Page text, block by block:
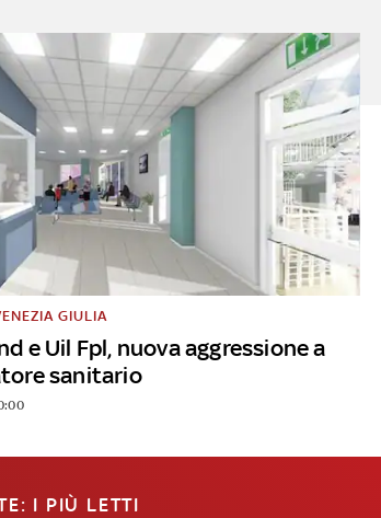
e Uil Fpl, nuova aggressione a
sanitario
GIULIA
I PIÙ LETTI